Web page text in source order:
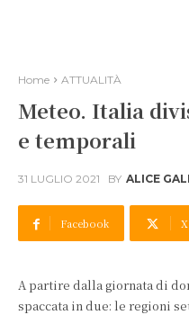
Home ATTUALITÀ
Meteo. Italia
e temporali
31 LUGLIO 2021 BY ALICE
Facebook X
A partire dalla giornata di
spaccata in due: le regioni